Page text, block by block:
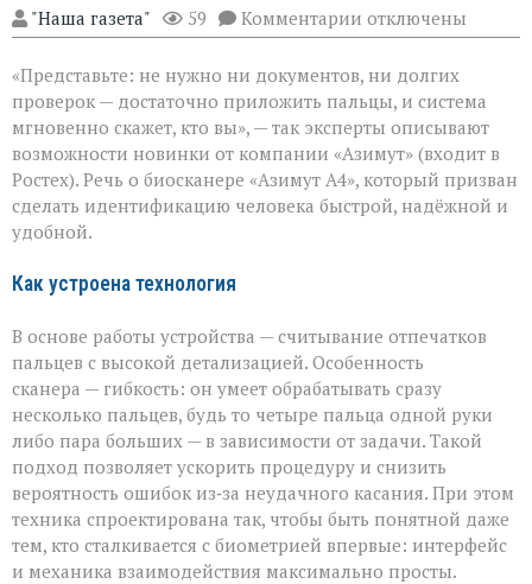
"Наша газета" 59 Комментарии к
записи
личность
подтвердят
за
секунды»:
новый
биосканер
от
«Азимута»
отключены
«Представьте: не нужно ни документов, ни долгих
проверок — достаточно приложить пальцы, и система
мгновенно скажет, кто вы», — так эксперты описывают
возможности новинки от компании «Азимут» (входит в
Ростех). Речь о биосканере «Азимут А4», который призван
сделать идентификацию человека быстрой, надёжной и
удобной.
Как устроена технология
В основе работы устройства — считывание отпечатков
пальцев с высокой детализацией. Особенность
сканера — гибкость: он умеет обрабатывать сразу
несколько пальцев, будь то четыре пальца одной руки
либо пара больших — в зависимости от задачи. Такой
подход позволяет ускорить процедуру и снизить
вероятность ошибок из‑за неудачного касания. При этом
техника спроектирована так, чтобы быть понятной даже
тем, кто сталкивается с биометрией впервые: интерфейс
и механика взаимодействия максимально просты.